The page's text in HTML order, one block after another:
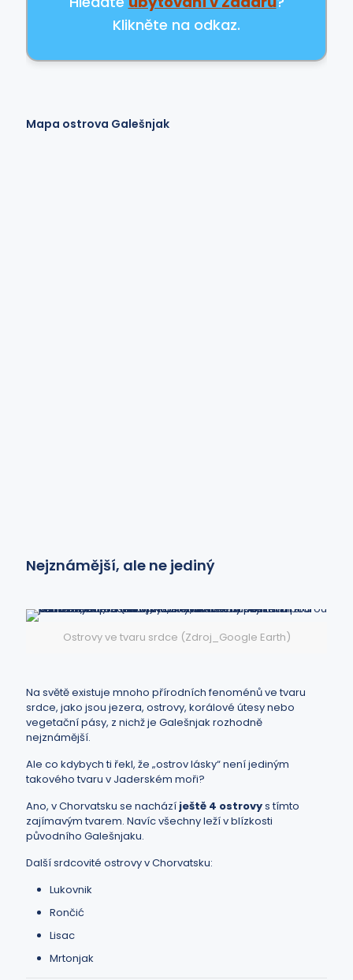
Klikněte na odkaz.
Mapa ostrova Galešnjak
Nejznámější, ale ne jediný
Ostrovy ve tvaru srdce (Zdroj_Google Earth)
Na světě existuje mnoho přírodních fenoménů ve tvaru
srdce, jako jsou jezera, ostrovy, korálové útesy nebo
vegetační pásy, z nichž je Galešnjak rozhodně
nejznámější.
Ale co kdybych ti řekl, že „ostrov lásky“ není jediným
takového tvaru v Jaderském moři?
Ano, v Chorvatsku se nachází ještě 4 ostrovys tímto
zajímavým tvarem. Navíc všechny leží v blízkosti
původního Galešnjaku.
Další srdcovité ostrovy v Chorvatsku:
Lukovnik
Rončić
Lisac
Mrtonjak